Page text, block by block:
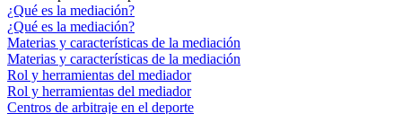
¿Qué es la mediación?
¿Qué es la mediación?
Materias y características de la mediación
Materias y características de la mediación
Rol y herramientas del mediador
Rol y herramientas del mediador
Centros de arbitraje en el deporte